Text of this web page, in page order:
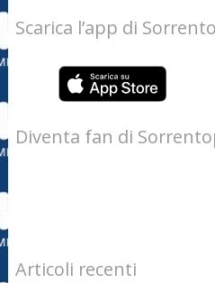
Scarica l’app di
Diventa fan di
Articoli recenti